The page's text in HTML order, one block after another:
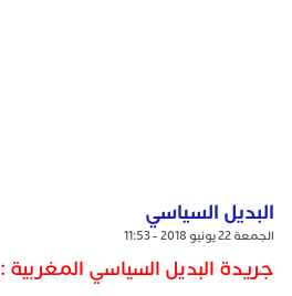
البديل السياسي
الجمعة 22 يونيو 2018 - 11:53
جريدة البديل السياسي المغربية :